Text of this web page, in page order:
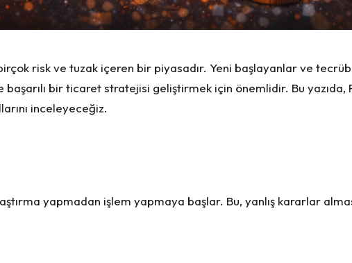
risk ve tuzak içeren bir piyasadır. Yeni başlayanlar ve
bir ticaret stratejisi geliştirmek için önemlidir. Bu yazıda,
inceleyeceğiz.
yapmadan işlem yapmaya başlar. Bu, yanlış kararlar